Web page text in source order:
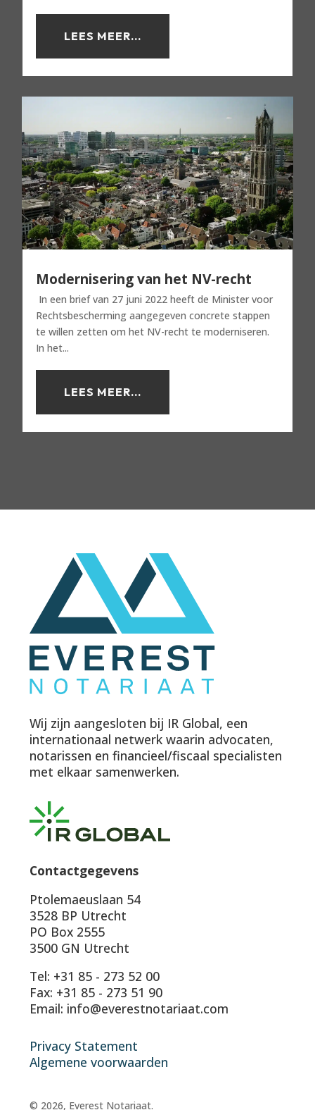
LEES MEER...
Modernisering van het NV-recht
In een brief van 27 juni 2022 heeft de Minister voor
Rechtsbescherming aangegeven concrete stappen
te willen zetten om het NV-recht te moderniseren.
In het...
LEES MEER...
Wij zijn aangesloten bij IR Global, een
internationaal netwerk waarin advocaten,
notarissen en financieel/fiscaal specialisten
met elkaar samenwerken.
Contactgegevens
Ptolemaeuslaan 54
3528 BP Utrecht
PO Box 2555
3500 GN Utrecht
Tel: +31 85 - 273 52 00
Fax: +31 85 - 273 51 90
Email: info@everestnotariaat.com
Privacy Statement
Algemene voorwaarden
© 2026, Everest Notariaat.